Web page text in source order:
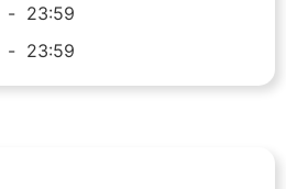
- 23:59
- 23:59